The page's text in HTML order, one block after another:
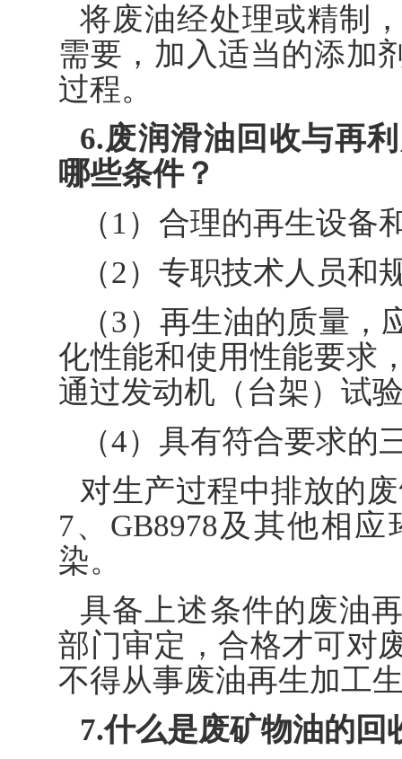
将废油经处理或精制
需要，加入适当的添加
过程。
6.废润滑油回收与再
哪些条件？
（1）合理的再生设备
（2）专职技术人员
（3）再生油的质量
化性能和使用性能要求
通过发动机（台架）试
（4）具有符合要求
对生产过程中排放的
7、GB8978及其他相
染。
具备上述条件的废油
部门审定，合格才可对
不得从事废油再生加工
7.什么是废矿物油的回